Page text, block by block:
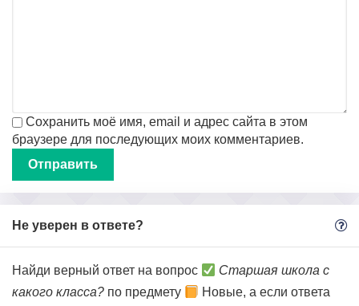
Сохранить моё имя, email и адрес сайта в этом
браузере для последующих моих комментариев.
Не уверен в ответе?
Найди верный ответ на вопрос
Старшая школа с
какого класса? по предмету
Новые, а если ответа